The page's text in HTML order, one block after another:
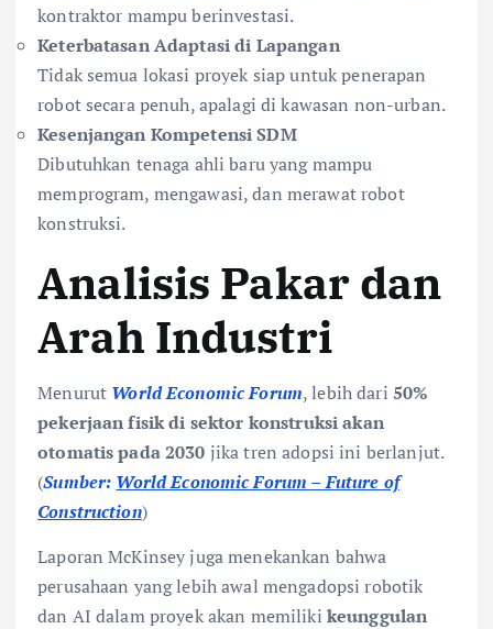
kontraktor mampu berinvestasi.
Keterbatasan Adaptasi di Lapangan
Tidak semua lokasi proyek siap untuk penerapan
robot secara penuh, apalagi di kawasan non-urban.
Kesenjangan Kompetensi SDM
Dibutuhkan tenaga ahli baru yang mampu
memprogram, mengawasi, dan merawat robot
konstruksi.
Analisis Pakar dan
Arah Industri
Menurut World Economic Forum, lebih dari 50%
pekerjaan fisik di sektor konstruksi akan
otomatis pada 2030 jika tren adopsi ini berlanjut.
(Sumber: World Economic Forum – Future of
Construction)
Laporan McKinsey juga menekankan bahwa
perusahaan yang lebih awal mengadopsi robotik
dan AI dalam proyek akan memiliki keunggulan